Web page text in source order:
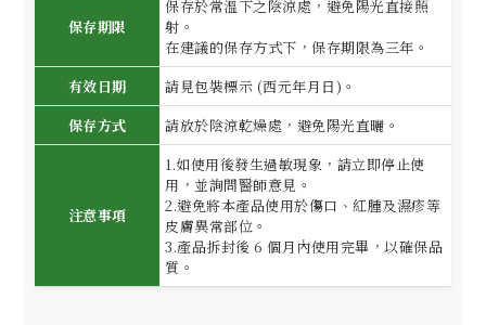
保存期限
保存於常溫下之陰涼處，避免陽光直接照
射。
在建議的保存方式下，保存期限為三年。
有效日期
請見包裝標示 (西元年月日)。
保存方式
請放於陰涼乾燥處，避免陽光直曬。
注意事項
1.如使用後發生過敏現象，請立即停止使
用，並詢問醫師意見。
2.避免將本產品使用於傷口、紅腫及濕疹等
皮膚異常部位。
3.產品拆封後 6 個月內使用完畢，以確保品
質。